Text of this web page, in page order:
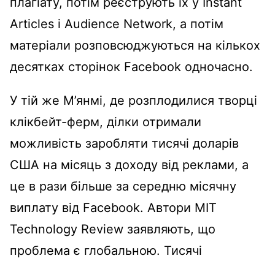
Articles і Audience Network, а потім
матеріали розповсюджуються на кількох
десятках сторінок Facebook одночасно.
У тій же М’янмі, де розплодилися творці
клікбейт-ферм, ділки отримали
можливість заробляти тисячі доларів
США на місяць з доходу від реклами, а
це в рази більше за середню місячну
виплату від Facebook. Автори MIT
Technology Review заявляють, що
проблема є глобальною. Тисячі